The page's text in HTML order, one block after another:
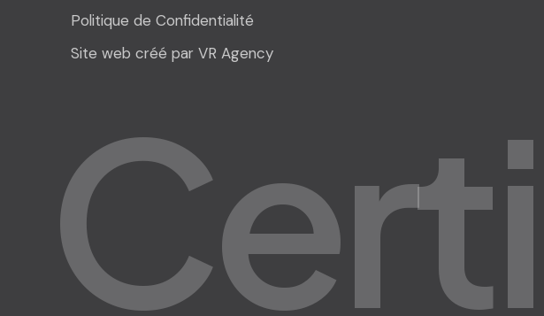
Politique de Confidentialité
Site web créé par VR Agency
Certi